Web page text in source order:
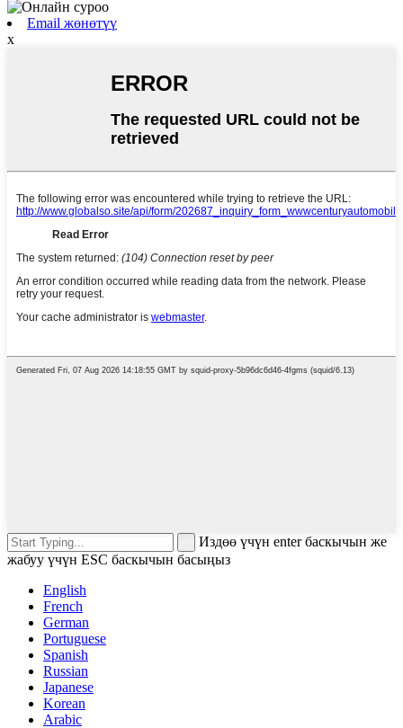
Email жөнөтүү
x
Издөө үчүн enter баскычын же
жабуу үчүн ESC баскычын басыңыз
English
French
German
Portuguese
Spanish
Russian
Japanese
Korean
Arabic